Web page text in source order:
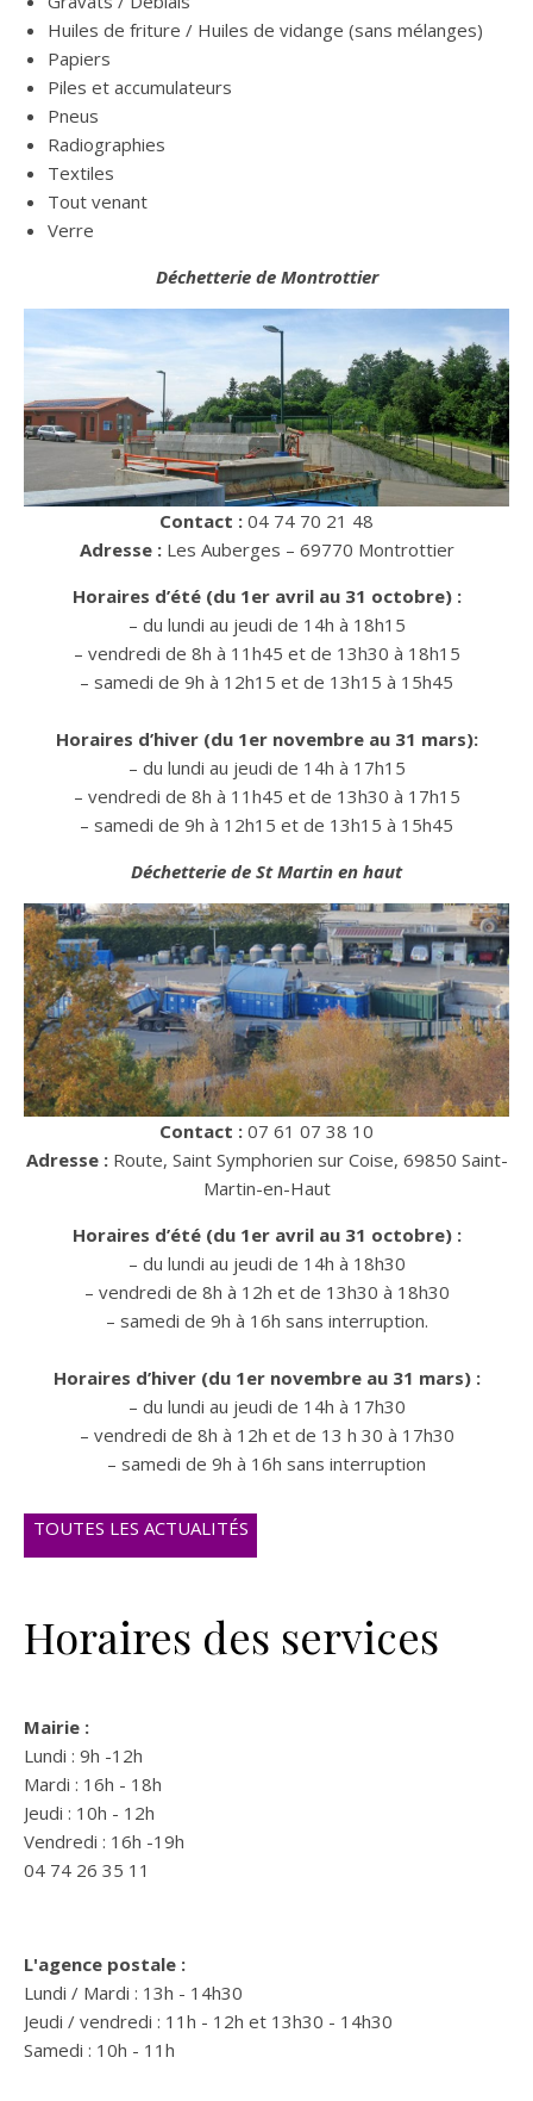
Huiles de friture / Huiles de vidange (sans mélanges)
Papiers
Piles et accumulateurs
Pneus
Radiographies
Textiles
Tout venant
Verre
Déchetterie de Montrottier
Contact : 04 74 70 21 48
Adresse :Les Auberges – 69770 Montrottier
Horaires d’été (du 1er avril au 31 octobre) :
– du lundi au jeudi de 14h à 18h15
– vendredi de 8h à 11h45 et de 13h30 à 18h15
– samedi de 9h à 12h15 et de 13h15 à 15h45
Horaires d’hiver (du 1er novembre au 31 mars):
– du lundi au jeudi de 14h à 17h15
– vendredi de 8h à 11h45 et de 13h30 à 17h15
– samedi de 9h à 12h15 et de 13h15 à 15h45
Déchetterie de St Martin en haut
Contact : 07 61 07 38 10
Adresse :Route, Saint Symphorien sur Coise, 69850 Saint-
Martin-en-Haut
Horaires d’été (du 1er avril au 31 octobre) :
– du lundi au jeudi de 14h à 18h30
– vendredi de 8h à 12h et de 13h30 à 18h30
– samedi de 9h à 16h sans interruption.
Horaires d’hiver (du 1er novembre au 31 mars) :
– du lundi au jeudi de 14h à 17h30
– vendredi de 8h à 12h et de 13 h 30 à 17h30
– samedi de 9h à 16h sans interruption
TOUTES LES ACTUALITÉS
Horaires des services
Mairie :
Lundi : 9h -12h
Mardi : 16h - 18h
Jeudi : 10h - 12h
Vendredi : 16h -19h
04 74 26 35 11
L'agence postale :
Lundi / Mardi : 13h - 14h30
Jeudi / vendredi : 11h - 12h et 13h30 - 14h30
Samedi : 10h - 11h